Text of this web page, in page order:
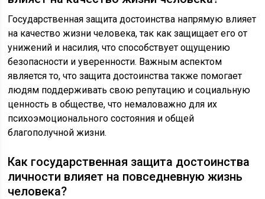
Государственная защита достоинства напрямую влияет
на качество жизни человека, так как защищает его от
унижений и насилия, что способствует ощущению
безопасности и уверенности. Важным аспектом
является то, что защита достоинства также помогает
людям поддерживать свою репутацию и социальную
ценность в обществе, что немаловажно для их
психоэмоционального состояния и общей
благополучной жизни.
Как государственная защита достоинства
личности влияет на повседневную жизнь
человека?